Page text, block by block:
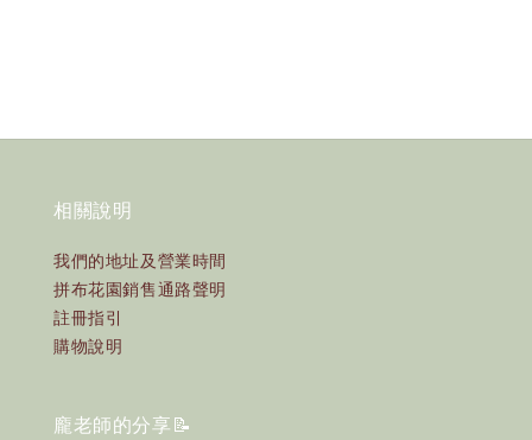
相關說明
我們的地址及營業時間
拼布花園銷售通路聲明
註冊指引
購物說明
龐老師的分享📝